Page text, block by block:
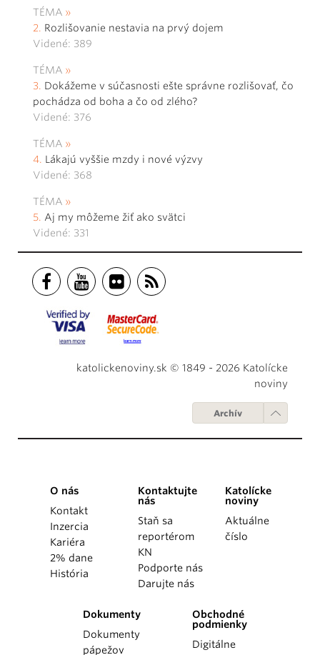
TÉMA
Rozlišovanie nestavia na prvý dojem
Videné: 389
TÉMA
Dokážeme v súčasnosti ešte správne rozlišovať, čo
pochádza od boha a čo od zlého?
Videné: 376
TÉMA
Lákajú vyššie mzdy i nové výzvy
Videné: 368
TÉMA
Aj my môžeme žiť ako svätci
Videné: 331
katolickenoviny.sk © 1849 - 2026 Katolícke
noviny
Archív
O nás
Kontakt
Inzercia
Kariéra
2% dane
História
Kontaktujte
nás
Staň sa
reportérom
KN
Podporte nás
Darujte nás
Katolícke
noviny
Aktuálne
číslo
Dokumenty
Dokumenty
pápežov
Obchodné
podmienky
Digitálne